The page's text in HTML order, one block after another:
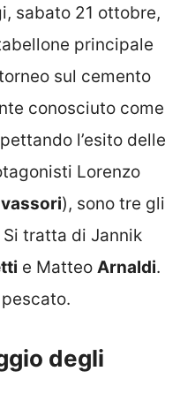
sabato 21 ottobre,
principale
sul cemento
conosciuto come
l’esito delle
Lorenzo
), sono tre gli
tratta di Jannik
e Matteo Arnaldi.
degli